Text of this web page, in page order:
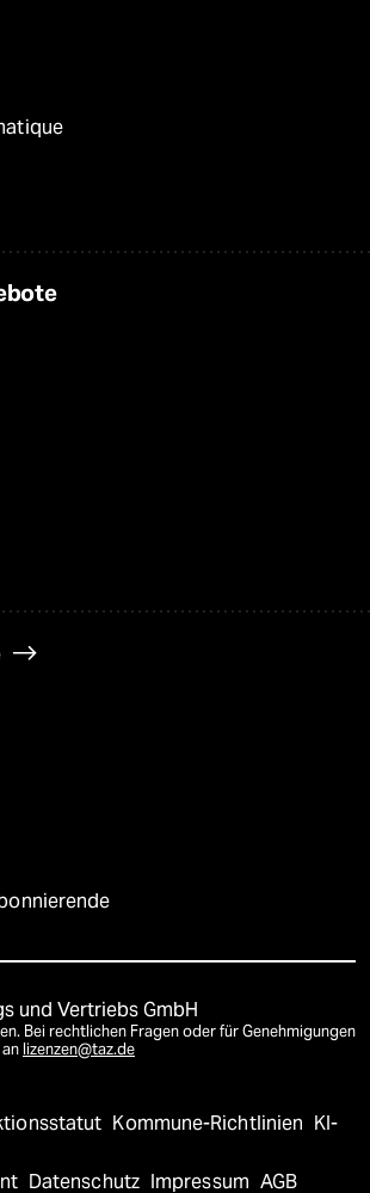
und Vertriebs GmbH
Bei rechtlichen Fragen oder für Genehmigungen
lizenzen@taz.de
Kommune-Richtlinien KI-
Datenschutz Impressum AGB